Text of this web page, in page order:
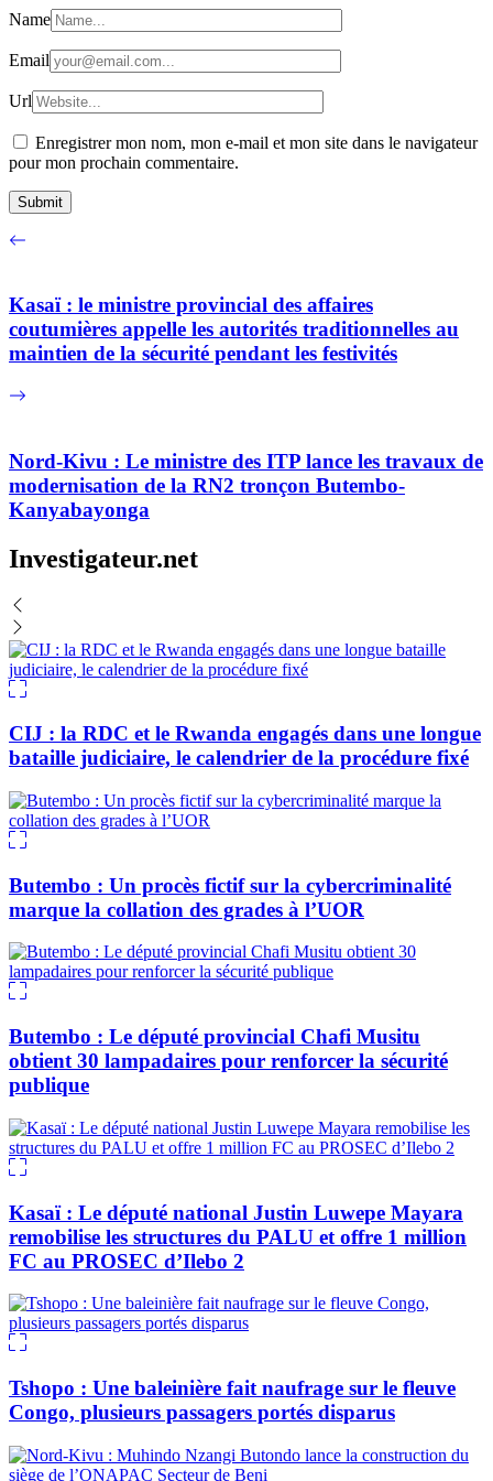
Name
Email
Url
Enregistrer mon nom, mon e-mail et mon site dans le navigateur
pour mon prochain commentaire.
Kasaï : le ministre provincial des affaires
coutumières appelle les autorités traditionnelles au
maintien de la sécurité pendant les festivités
Nord-Kivu : Le ministre des ITP lance les travaux de
modernisation de la RN2 tronçon Butembo-
Kanyabayonga
Investigateur.net
CIJ : la RDC et le Rwanda engagés dans une longue
bataille judiciaire, le calendrier de la procédure fixé
Butembo : Un procès fictif sur la cybercriminalité
marque la collation des grades à l’UOR
Butembo : Le député provincial Chafi Musitu
obtient 30 lampadaires pour renforcer la sécurité
publique
Kasaï : Le député national Justin Luwepe Mayara
remobilise les structures du PALU et offre 1 million
FC au PROSEC d’Ilebo 2
Tshopo : Une baleinière fait naufrage sur le fleuve
Congo, plusieurs passagers portés disparus